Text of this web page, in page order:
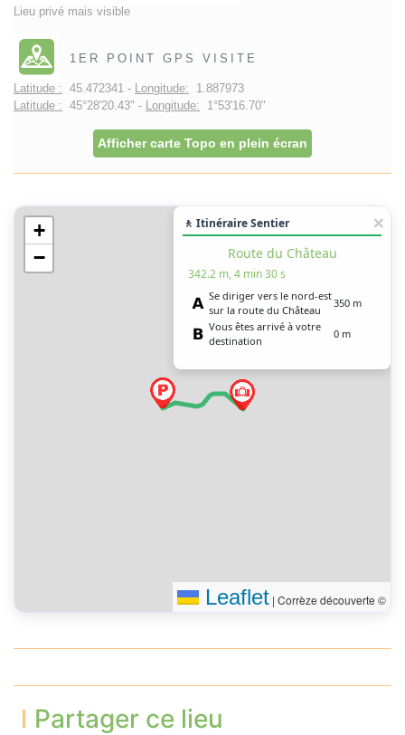
Lieu privé mais visible
1ER POINT GPS VISITE
Latitude : 45.472341 - Longitude: 1.887973
Latitude : 45°28'20.43" - Longitude: 1°53'16.70"
Afficher carte Topo en plein écran
+
−
🚶 Itinéraire Sentier
Route du Château
342.2 m, 4 min 30 s
Se diriger vers le nord-est
sur la route du Château
350 m
Vous êtes arrivé à votre
destination
0 m
Leaflet | Corrèze découverte ©
Partager ce lieu